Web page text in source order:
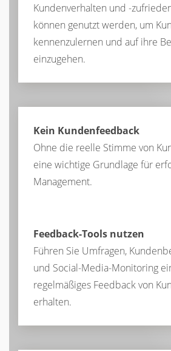
Kundenverhalten und -
können genutzt werden, um
kennenzulernen und auf ihre
einzugehen.
Kein Kundenfeedback
Ohne die reelle Stimme von
eine wichtige Grundlage für
Management.
Feedback-Tools nutzen
Führen Sie Umfragen,
und Social-Media-Monitoring
regelmäßiges Feedback von
erhalten.